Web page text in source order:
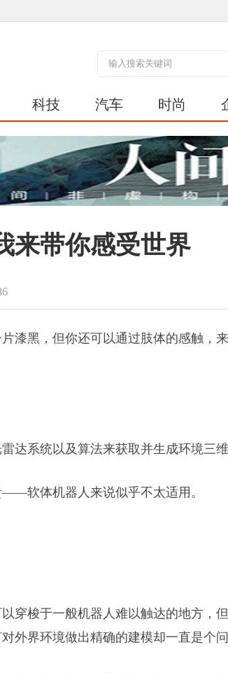
科技 汽车 时尚
来带你感受世界
漆黑，但你还可以通过肢体的感触，
达系统以及算法来获取并生成环境三维
软体机器人来说似乎不太适用。
穿梭于一般机器人难以触达的地方，
外界环境做出精确的建模却一直是个问